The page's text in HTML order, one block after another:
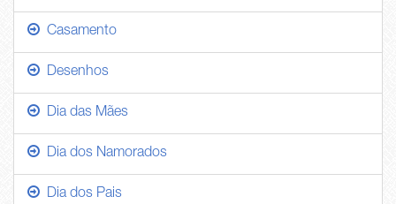
Casamento
Desenhos
Dia das Mães
Dia dos Namorados
Dia dos Pais